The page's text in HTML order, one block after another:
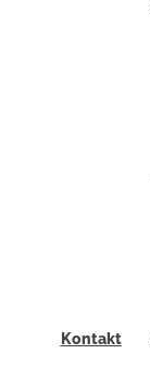
Kontakt